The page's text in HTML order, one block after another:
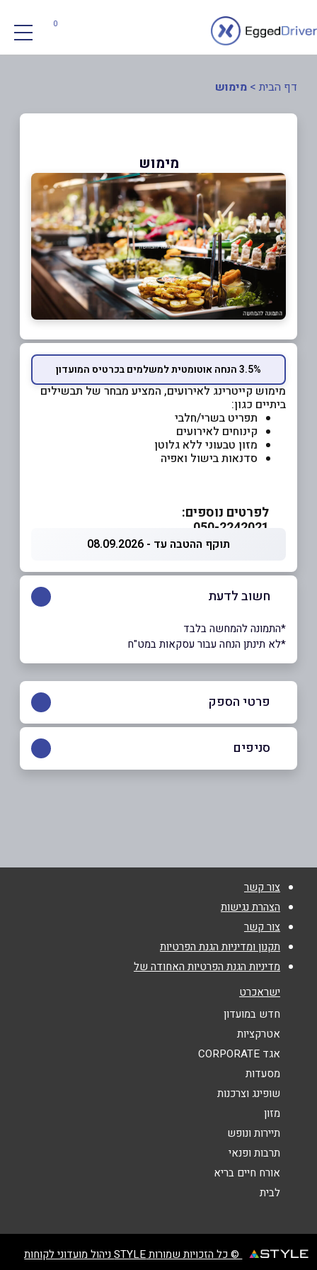
0
דף הבית > מימוש
מימוש
3.5% הנחה אוטומטית למשלמים בכרטיס המועדון
מימוש קייטרינג לאירועים, המציע מבחר של תבשילים
ביתיים כגון:
תפריט בשרי/חלבי
קינוחים לאירועים
מזון טבעוני ללא גלוטן
סדנאות בישול ואפיה
לפרטים נוספים:
תוקף ההטבה עד - 08.09.2026
חשוב לדעת
*התמונה להמחשה בלבד
*לא תינתן הנחה עבור עסקאות במט"ח
פרטי הספק
נושא*
אנא חזרו אלי בקשר ל...
סניפים
צור קשר
הצהרת נגישות
צור קשר
תקנון ומדיניות הגנת הפרטיות
מדיניות הגנת הפרטיות האחודה של
ישראכרט
חדש במועדון
אטרקציות
אגד CORPORATE
מסעדות
שופינג וצרכנות
מזון
תיירות ונופש
תרבות ופנאי
אורח חיים בריא
לבית
© כל הזכויות שמורות STYLE ניהול מועדוני לקוחות